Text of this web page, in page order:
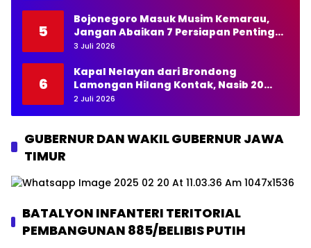
5
Bojonegoro Masuk Musim Kemarau,
Jangan Abaikan 7 Persiapan Penting
Ini
3 Juli 2026
6
Kapal Nelayan dari Brondong
Lamongan Hilang Kontak, Nasib 20
Awak Masih Dicari
2 Juli 2026
GUBERNUR DAN WAKIL GUBERNUR JAWA
TIMUR
BATALYON INFANTERI TERITORIAL
PEMBANGUNAN 885/BELIBIS PUTIH